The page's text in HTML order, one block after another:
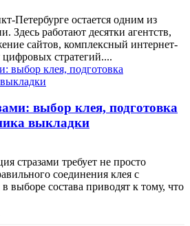
Петербурге остается одним из
Здесь работают десятки агентств,
сайтов, комплексный интернет-
цифровых стратегий....
выбор клея, подготовка
выкладки
стразами требует не просто
соединения клея с
выборе состава приводят к тому, что